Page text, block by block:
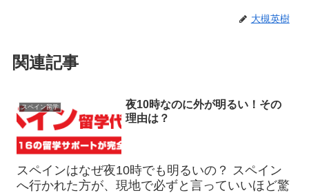
大槻英樹
関連記事
スペイン留学
夜10時なのに外が明るい！その
理由は？
スペインはなぜ夜10時でも明るいの？ スペイン
へ行かれた方が、現地で必ずと言っていいほど驚